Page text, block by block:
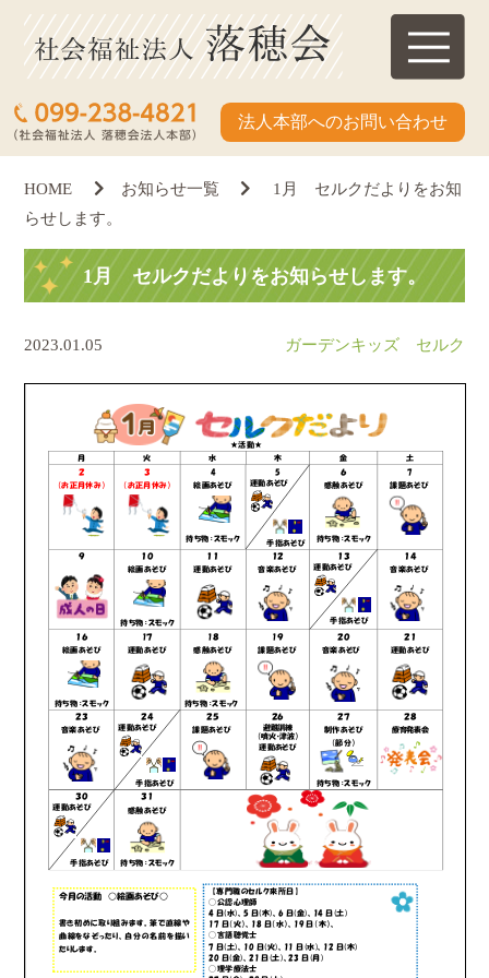
法人本部へのお問い合わせ
HOME お知らせ一覧
1月 セルクだよりをお知
らせします。
1月 セルクだよりをお知らせします。
ガーデンキッズ セルク
2023.01.05